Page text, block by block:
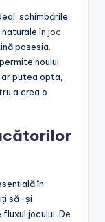
schimbările
naturaleîn joc
posesia.
noului
putea opta,
a crea o
în
să-și
jocului. De